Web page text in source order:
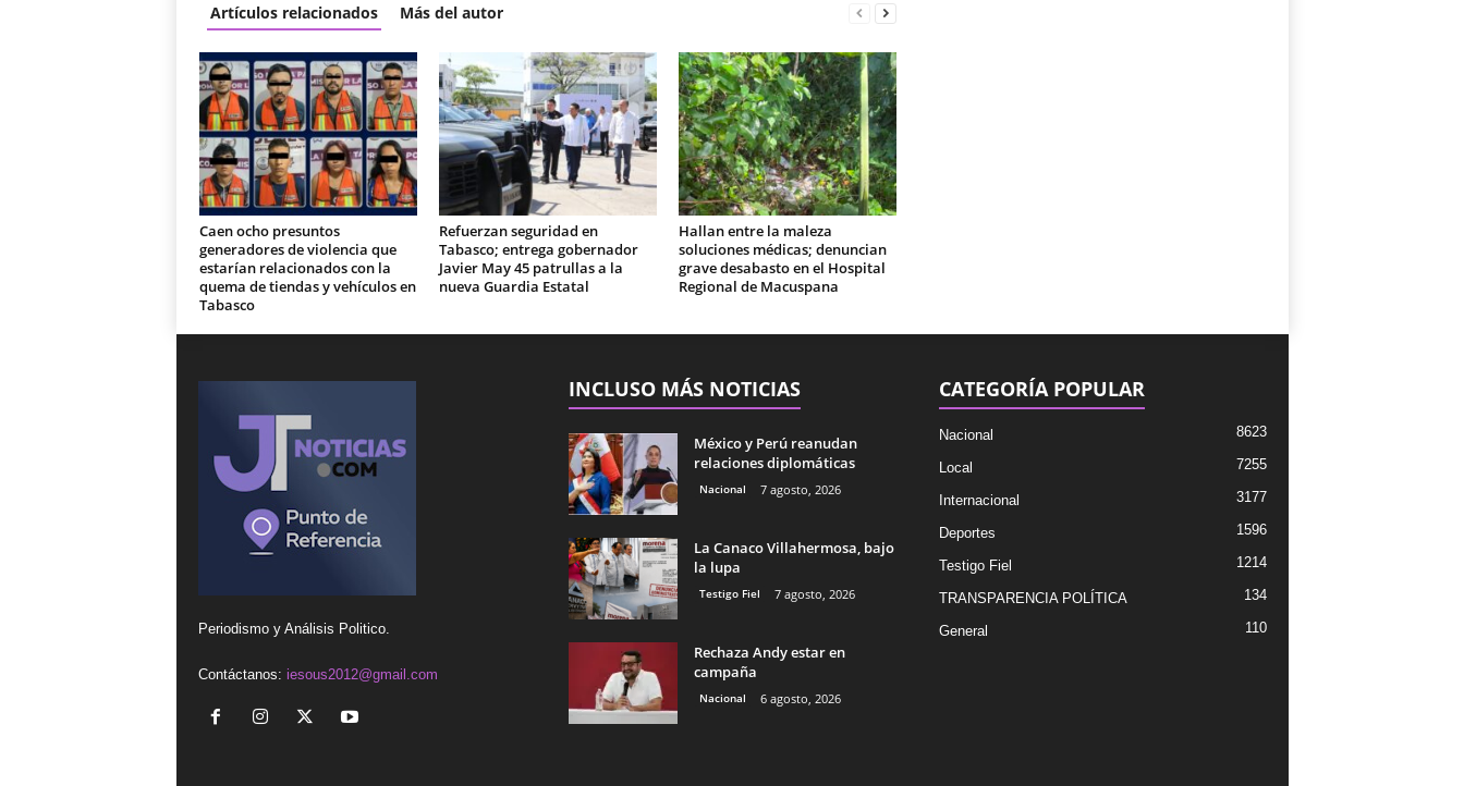
Artículos relacionados Más del autor
Caen ocho presuntos
generadores de violencia que
estarían relacionados con la
quema de tiendas y vehículos en
Tabasco
Refuerzan seguridad en
Tabasco; entrega gobernador
Javier May 45 patrullas a la
nueva Guardia Estatal
Hallan entre la maleza
soluciones médicas; denuncian
grave desabasto en el Hospital
Regional de Macuspana
Periodismo y Análisis Politico.
Contáctanos: iesous2012@gmail.com
INCLUSO MÁS NOTICIAS
México y Perú reanudan
relaciones diplomáticas
Nacional 7 agosto, 2026
La Canaco Villahermosa, bajo
la lupa
Testigo Fiel 7 agosto, 2026
Rechaza Andy estar en
campaña
Nacional 6 agosto, 2026
CATEGORÍA POPULAR
Nacional 8623
Local 7255
Internacional 3177
Deportes 1596
Testigo Fiel 1214
TRANSPARENCIA POLÍTICA 134
General 110